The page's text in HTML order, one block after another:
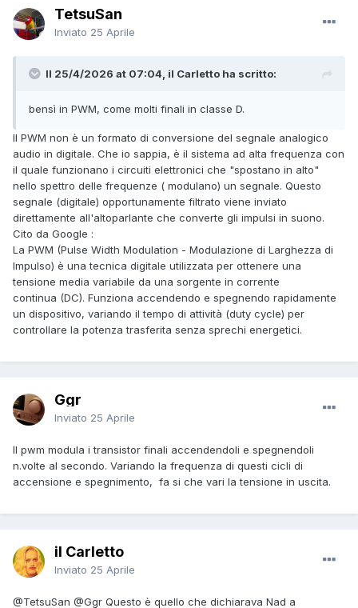
TetsuSan
Inviato 25 Aprile
Il 25/4/2026 at 07:04, il Carletto ha scritto:
bensì in PWM, come molti finali in classe D.
Il PWM non è un formato di conversione del segnale analogico
audio in digitale. Che io sappia, è il sistema ad alta frequenza con
il quale funzionano i circuiti elettronici che "spostano in alto"
nello spettro delle frequenze ( modulano) un segnale. Questo
segnale (digitale) opportunamente filtrato viene inviato
direttamente all'altoparlante che converte gli impulsi in suono.
Cito da Google :
La PWM (Pulse Width Modulation - Modulazione di Larghezza di
Impulso) è una tecnica digitale utilizzata per ottenere una
tensione media variabile da una sorgente in corrente
continua (DC). Funziona accendendo e spegnendo rapidamente
un dispositivo, variando il tempo di attività (duty cycle) per
controllare la potenza trasferita senza sprechi energetici.
Ggr
Inviato 25 Aprile
Il pwm modula i transistor finali accendendoli e spegnendoli
n.volte al secondo. Variando la frequenza di questi cicli di
accensione e spegnimento, fa si che vari la tensione in uscita.
il Carletto
Inviato 25 Aprile
@TetsuSan @Ggr Questo è quello che dichiarava Nad a